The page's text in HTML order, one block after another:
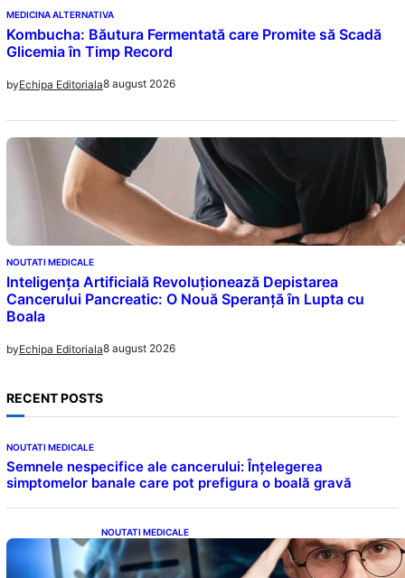
MEDICINA ALTERNATIVA
Kombucha: Băutura Fermentată care Promite să Scadă
Glicemia în Timp Record
byEchipa Editoriala8 august 2026
NOUTATI MEDICALE
Inteligența Artificială Revoluționează Depistarea
Cancerului Pancreatic: O Nouă Speranță în Lupta cu
Boala
byEchipa Editoriala8 august 2026
RECENT POSTS
NOUTATI MEDICALE
Semnele nespecifice ale cancerului: Înțelegerea
simptomelor banale care pot prefigura o boală gravă
NOUTATI MEDICALE
Inteligența dincolo de note: Semnele unui IQ
ridicat care nu țin de școală